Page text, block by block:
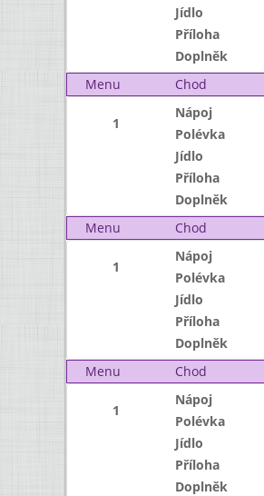
Jídlo
Příloha
Doplněk
Menu
Chod
1
Nápoj
Polévka
Jídlo
Příloha
Doplněk
Menu
Chod
1
Nápoj
Polévka
Jídlo
Příloha
Doplněk
Menu
Chod
1
Nápoj
Polévka
Jídlo
Příloha
Doplněk